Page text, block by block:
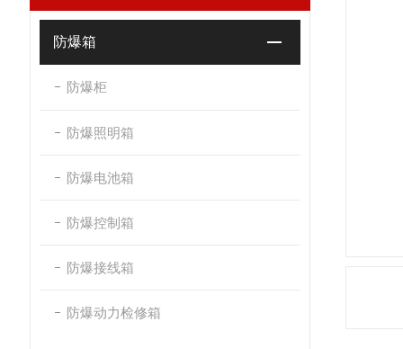
防爆箱
防爆柜
防爆照明箱
防爆电池箱
防爆控制箱
防爆接线箱
防爆动力检修箱